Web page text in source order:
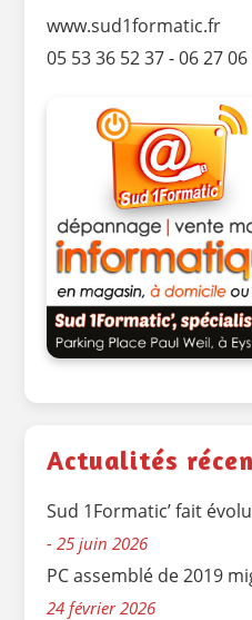
www.sud1formatic.fr
05 53 36 52 37-06 27
Actualités
Sud 1Formatic’ fait
25 juin 2026
PC assemblé de 2019
24 février 2026